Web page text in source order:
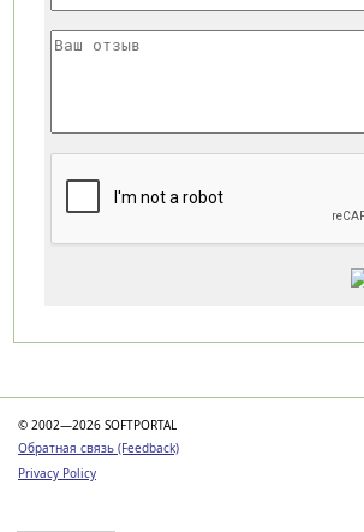
© 2002—2026 SOFTPORTAL
Обратная связь (Feedback)
Privacy Policy